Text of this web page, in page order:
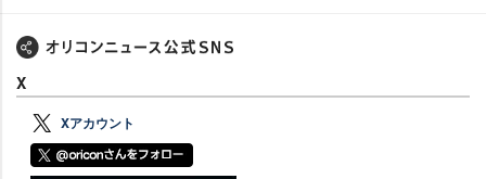
X
Xアカウント